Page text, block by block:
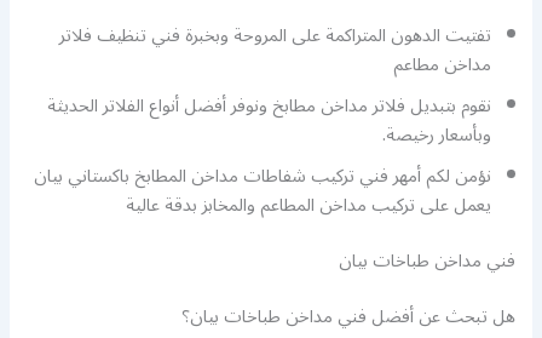
تفتيت الدهون المتراكمة على المروحة وبخبرة فني تنظيف فلاتر
مداخن مطاعم
نقوم بتبديل فلاتر مداخن مطابخ ونوفر أفضل أنواع الفلاتر الحديثة
وبأسعار رخيصة.
نؤمن لكم أمهر فني تركيب شفاطات مداخن المطابخ باكستاني بيان
يعمل على تركيب مداخن المطاعم والمخابز بدقة عالية
فني مداخن طباخات بيان
هل تبحث عن أفضل فني مداخن طباخات بيان؟